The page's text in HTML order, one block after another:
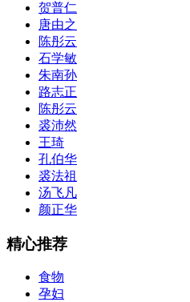
贺普仁
唐由之
陈彤云
石学敏
朱南孙
路志正
陈彤云
裘沛然
王琦
孔伯华
裘法祖
汤飞凡
颜正华
精心推荐
食物
孕妇